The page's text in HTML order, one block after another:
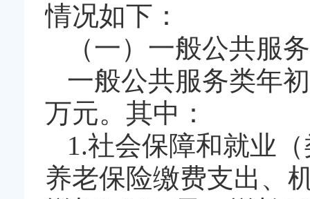
情况如下：
（一）一般公共服
一般公共服务类年
万元。其中：
1.社会保障和就业
养老保险缴费支出、